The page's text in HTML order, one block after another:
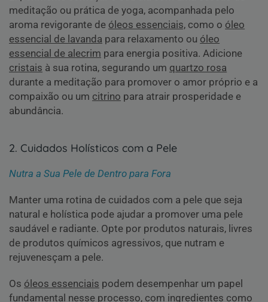
meditação ou prática de yoga, acompanhada pelo
aroma revigorante de óleos essenciais, como o óleo
essencial de lavanda para relaxamento ou óleo
essencial de alecrim para energia positiva. Adicione
cristais à sua rotina, segurando um quartzo rosa
durante a meditação para promover o amor próprio e a
compaixão ou um citrino para atrair prosperidade e
abundância.
2. Cuidados Holísticos com a Pele
Nutra a Sua Pele de Dentro para Fora
Manter uma rotina de cuidados com a pele que seja
natural e holística pode ajudar a promover uma pele
saudável e radiante. Opte por produtos naturais, livres
de produtos químicos agressivos, que nutram e
rejuvenesçam a pele.
Os óleos essenciais podem desempenhar um papel
fundamental nesse processo, com ingredientes como